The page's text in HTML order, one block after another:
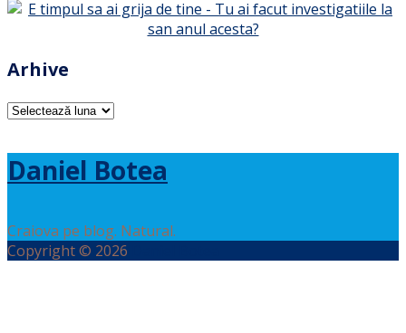
Arhive
Arhive
Daniel Botea
Craiova pe blog. Natural.
Copyright © 2026